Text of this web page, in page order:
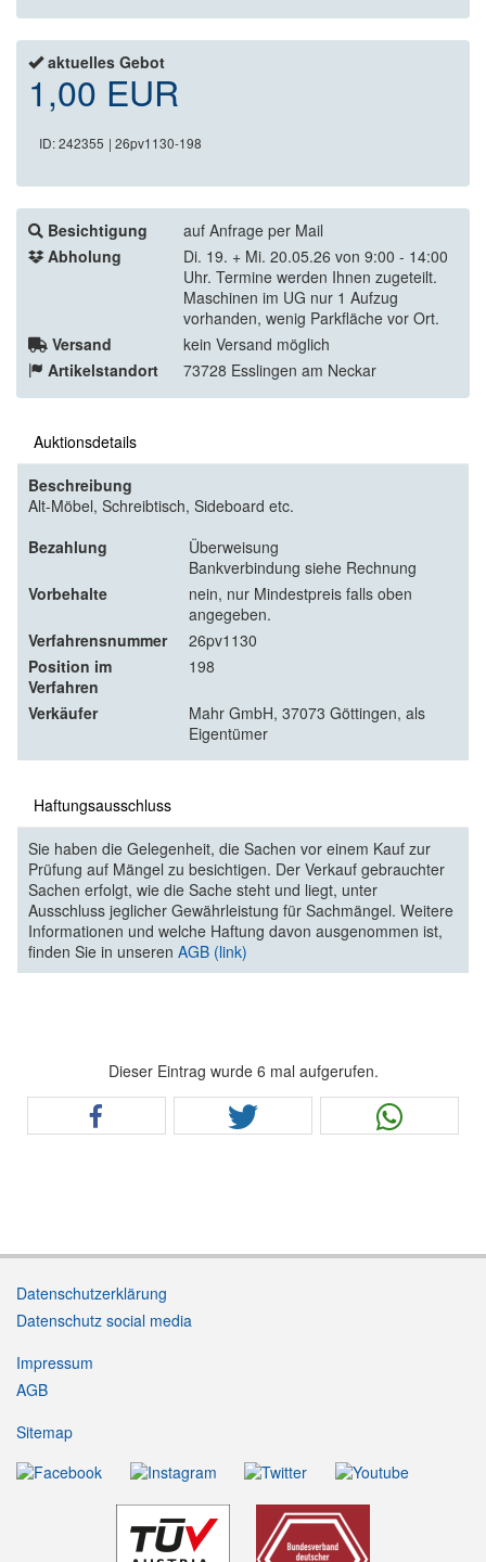
aktuelles Gebot
1,00 EUR
ID: 242355 | 26pv1130-198
Besichtigung
auf Anfrage per Mail
Abholung
Di. 19. + Mi. 20.05.26 von 9:00 - 14:00
Uhr. Termine werden Ihnen zugeteilt.
Maschinen im UG nur 1 Aufzug
vorhanden, wenig Parkfläche vor Ort.
Versand
kein Versand möglich
Artikelstandort
73728 Esslingen am Neckar
Auktionsdetails
Beschreibung
Alt-Möbel, Schreibtisch, Sideboard etc.
Bezahlung
Überweisung
Bankverbindung siehe Rechnung
Vorbehalte
nein, nur Mindestpreis falls oben
angegeben.
Verfahrensnummer
26pv1130
Position im
Verfahren
198
Verkäufer
Mahr GmbH, 37073 Göttingen, als
Eigentümer
Haftungsausschluss
Sie haben die Gelegenheit, die Sachen vor einem Kauf zur
Prüfung auf Mängel zu besichtigen. Der Verkauf gebrauchter
Sachen erfolgt, wie die Sache steht und liegt, unter
Ausschluss jeglicher Gewährleistung für Sachmängel. Weitere
Informationen und welche Haftung davon ausgenommen ist,
finden Sie in unseren AGB (link)
Dieser Eintrag wurde 6 mal aufgerufen.
Datenschutzerklärung
Datenschutz social media
Impressum
AGB
Sitemap